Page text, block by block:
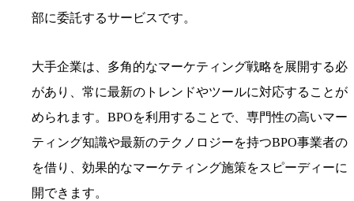
部に委託するサービスです。
大手企業は、多角的なマーケティング戦略を展開する必
があり、常に最新のトレンドやツールに対応することが
められます。BPOを利用することで、専門性の高いマー
ティング知識や最新のテクノロジーを持つBPO事業者の
を借り、効果的なマーケティング施策をスピーディーに
開できます。